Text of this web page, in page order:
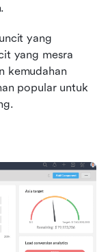
yang
yang mesra
kemudahan
popular untuk